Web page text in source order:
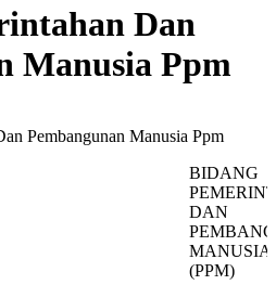
Dan
Manusia Ppm
Pembangunan Manusia Ppm
BIDANG
DAN
MANUSIA
(PPM)